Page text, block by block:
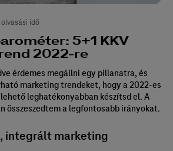
5+1 KKV
2022-re
érdemes megállni egy pillanatra, és
marketing trendeket, hogy a 2022-es
leghatékonyabban készítsd el. A
összeszedtem a legfontosabb irányokat.
idő
integrált marketing